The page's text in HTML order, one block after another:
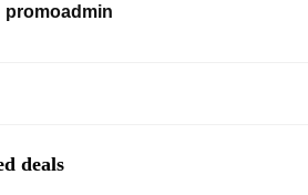
promoadmin
deals